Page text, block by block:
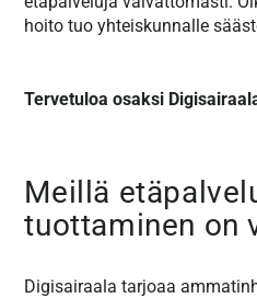
hoito tuo yhteiskunnalle
Tervetuloa osaksi
Meillä
tuottaminen on
Digisairaala tarjoaa